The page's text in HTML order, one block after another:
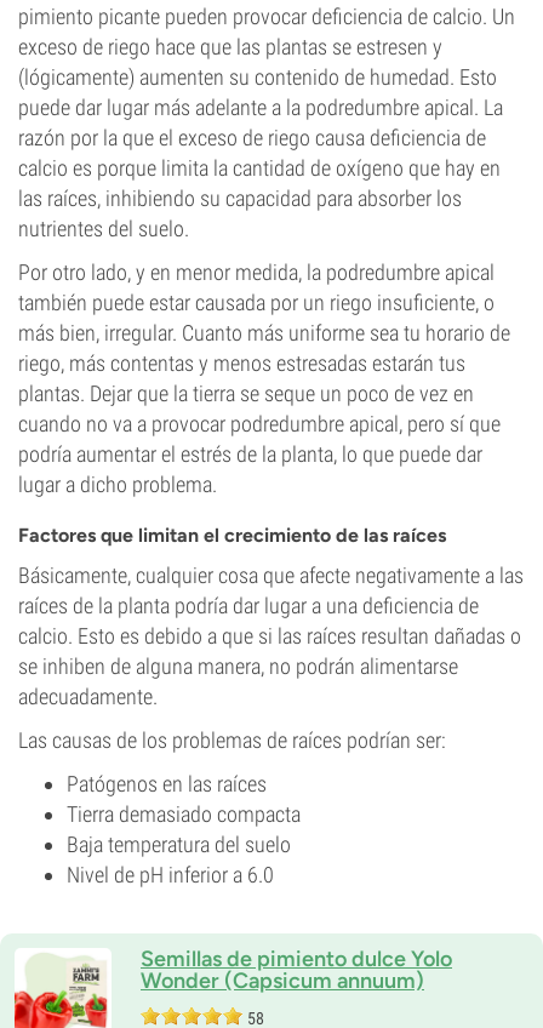
pimiento picante pueden provocar deficiencia de calcio. Un
exceso de riego hace que las plantas se estresen y
(lógicamente) aumenten su contenido de humedad. Esto
puede dar lugar más adelante a la podredumbre apical. La
razón por la que el exceso de riego causa deficiencia de
calcio es porque limita la cantidad de oxígeno que hay en
las raíces, inhibiendo su capacidad para absorber los
nutrientes del suelo.
Por otro lado, y en menor medida, la podredumbre apical
también puede estar causada por un riego insuficiente, o
más bien, irregular. Cuanto más uniforme sea tu horario de
riego, más contentas y menos estresadas estarán tus
plantas. Dejar que la tierra se seque un poco de vez en
cuando no va a provocar podredumbre apical, pero sí que
podría aumentar el estrés de la planta, lo que puede dar
lugar a dicho problema.
Factores que limitan el crecimiento de las raíces
Básicamente, cualquier cosa que afecte negativamente a las
raíces de la planta podría dar lugar a una deficiencia de
calcio. Esto es debido a que si las raíces resultan dañadas o
se inhiben de alguna manera, no podrán alimentarse
adecuadamente.
Las causas de los problemas de raíces podrían ser:
Patógenos en las raíces
Tierra demasiado compacta
Baja temperatura del suelo
Nivel de pH inferior a 6.0
Semillas de pimiento dulce Yolo
Wonder (Capsicum annuum)
58